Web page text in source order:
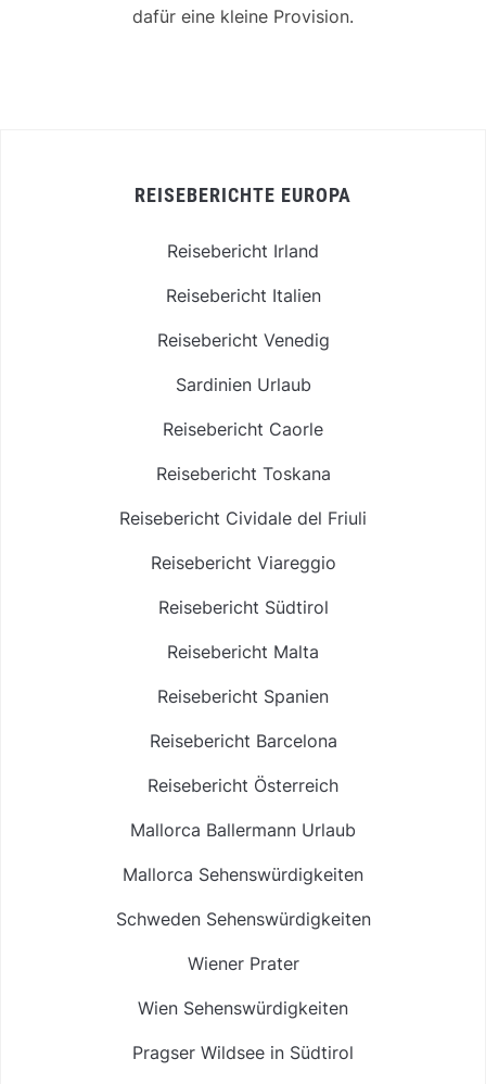
dafür eine kleine Provision.
REISEBERICHTE EUROPA
Reisebericht Irland
Reisebericht Italien
Reisebericht Venedig
Sardinien Urlaub
Reisebericht Caorle
Reisebericht Toskana
Reisebericht Cividale del Friuli
Reisebericht Viareggio
Reisebericht Südtirol
Reisebericht Malta
Reisebericht Spanien
Reisebericht Barcelona
Reisebericht Österreich
Mallorca Ballermann Urlaub
Mallorca Sehenswürdigkeiten
Schweden Sehenswürdigkeiten
Wiener Prater
Wien Sehenswürdigkeiten
Pragser Wildsee in Südtirol